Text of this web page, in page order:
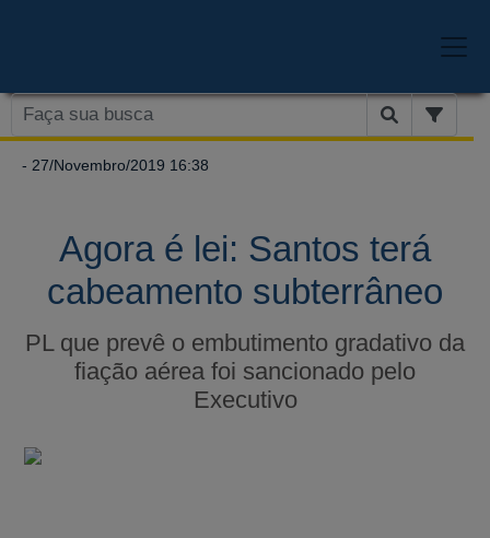
- 27/Novembro/2019 16:38
Agora é lei: Santos terá
cabeamento subterrâneo
PL que prevê o embutimento gradativo da
fiação aérea foi sancionado pelo
Executivo